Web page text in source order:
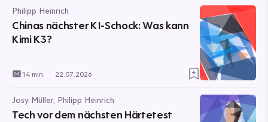
Philipp Heinrich
Chinas nächster KI-Schock: Was kann
Kimi K3?
14 min. 22.07.2026
Josy Müller, Philipp Heinrich
Tech vor dem nächsten Härtetest